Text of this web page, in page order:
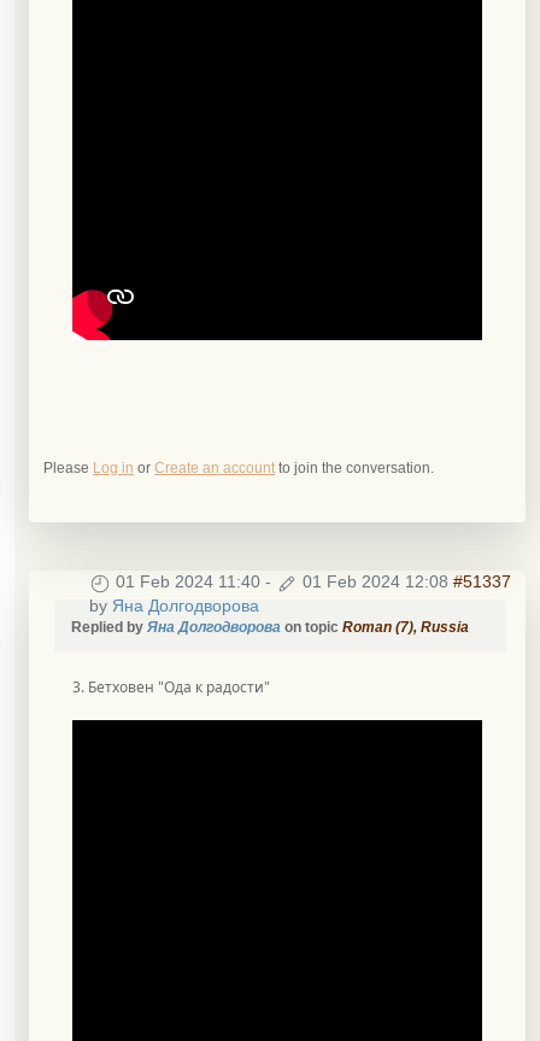
Please Log in or Create an account to join the conversation.
01 Feb 2024 11:40 - 01 Feb 2024 12:08 #51337
by Яна Долгодворова
Replied by Яна Долгодворова on topic Roman (7), Russia
3. Бетховен "Ода к радости"